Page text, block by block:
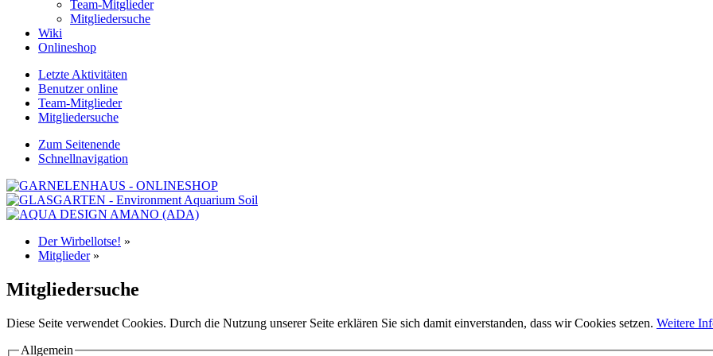
Team-Mitglieder
Mitgliedersuche
Wiki
Onlineshop
Letzte Aktivitäten
Benutzer online
Team-Mitglieder
Mitgliedersuche
Zum Seitenende
Schnellnavigation
Der Wirbellotse! »
Mitglieder »
Mitgliedersuche
Diese Seite verwendet Cookies. Durch die Nutzung unserer Seite erklären Sie sich damit einverstanden, dass wir Cookies setzen. Weitere
Allgemein